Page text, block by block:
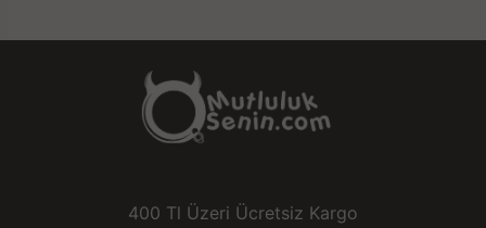
400 Tl Üzeri Ücretsiz Kargo